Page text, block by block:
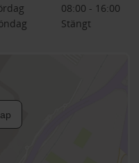
08:00 - 16:00
Stängt